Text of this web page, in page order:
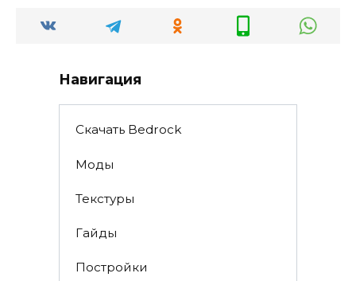
Навигация
Скачать Bedrock
Моды
Текстуры
Гайды
Постройки